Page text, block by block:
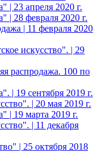
23 апреля 2020 г.
| 28 февраля 2020 г.
| 11 февраля 2020
искусство". | 29
распродажа. 100 по
| 19 сентября 2019 г.
| 20 мая 2019 г.
| 19 марта 2019 г.
| 11 декабря
| 25 октября 2018